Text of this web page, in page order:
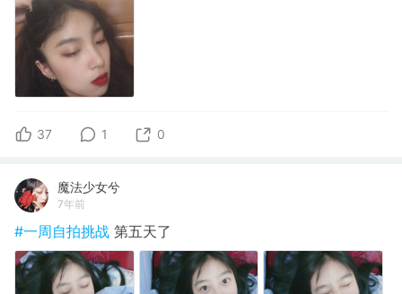
37 1 0
魔法少女兮
7年前
#一周自拍挑战 第五天了